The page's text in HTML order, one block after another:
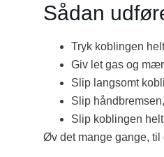
Sådan
Tryk koblingen
Giv let gas og
Slip langsomt
Slip
Slip koblingen
Øv det mange gange, til